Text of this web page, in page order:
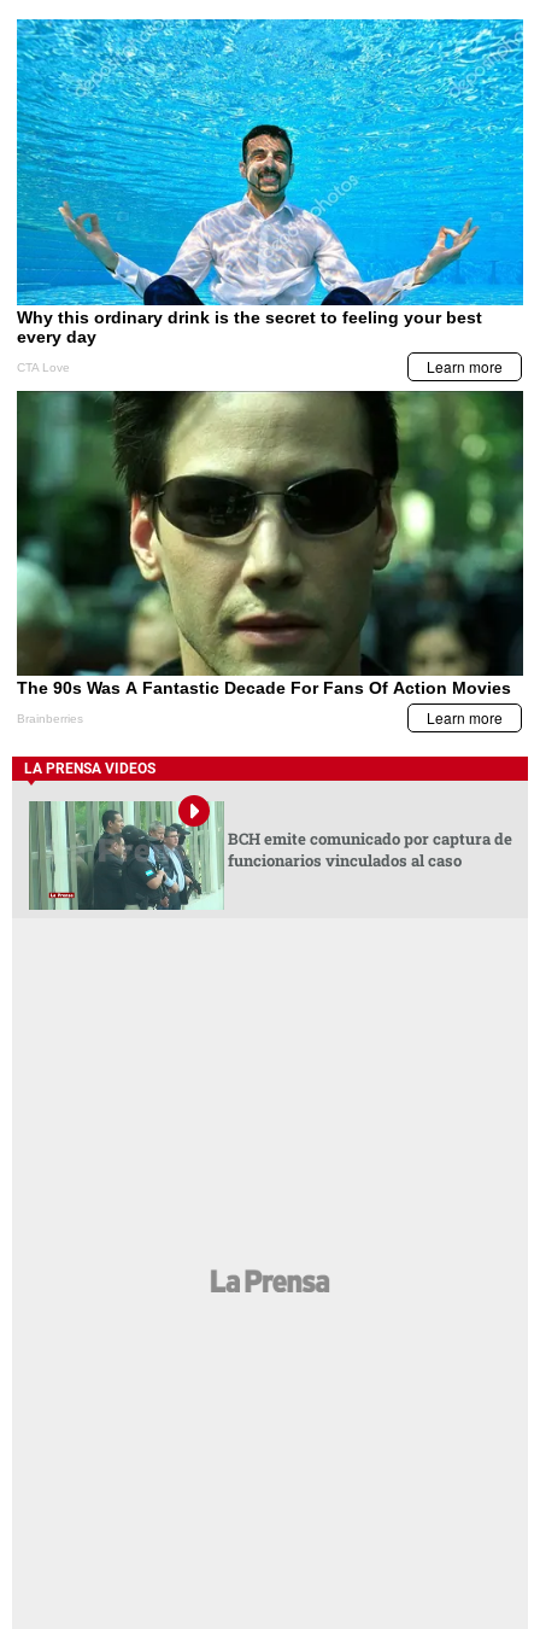
LA PRENSA VIDEOS
BCH emite comunicado por captura de
funcionarios vinculados al caso